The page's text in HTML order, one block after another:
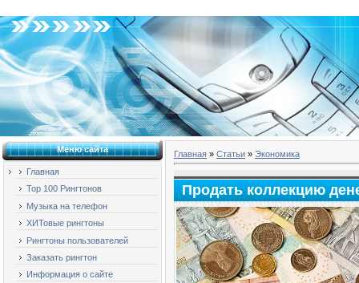
Меню сайта
Главная
Top 100 Рингтонов
Музыка на телефон
ХИТовые рингтоны
Рингтоны пользователей
Заказать рингтон
Информация о сайте
Главная » Статьи » Экономика
Продать коллекцию